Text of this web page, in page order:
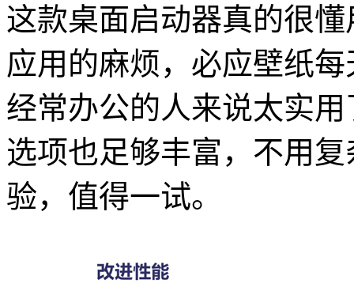
这款桌面启动器真的很
应用的麻烦，必应壁纸
经常办公的人来说太实
选项也足够丰富，不用
验，值得一试。